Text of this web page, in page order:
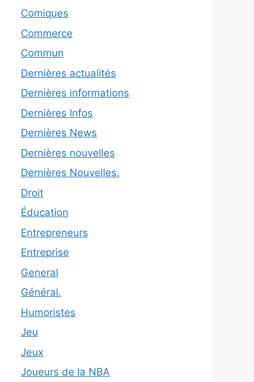
Comiques
Commerce
Commun
Dernières actualités
Dernières informations
Dernières Infos
Dernières News
Dernières nouvelles
Dernières Nouvelles.
Droit
Éducation
Entrepreneurs
Entreprise
General
Général.
Humoristes
Jeu
Jeux
Joueurs de la NBA